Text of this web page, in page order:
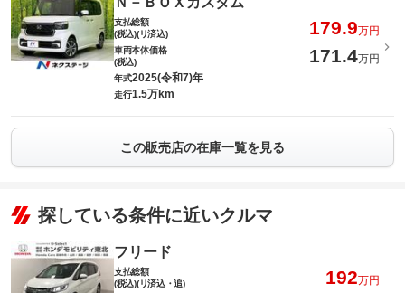
支払総額
(税込)(リ済込)
179.9万円
車両本体価格
(税込)
171.4万円
年式2025(令和7)年
走行1.5万km
この販売店の在庫一覧を見る
探している条件に近いクルマ
フリード
支払総額
(税込)(リ済込・追)
192万円